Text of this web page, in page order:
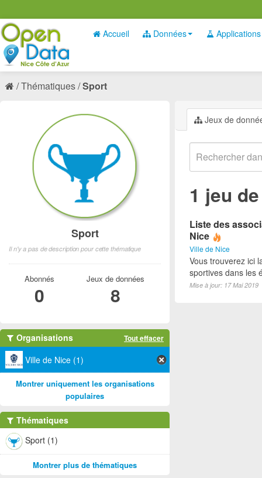
Accueil Données Applications
Thématiques Sport
Jeux de
1 jeu
Liste des
Nice
Ville de Nice
Vous trouverez ici
sportives dans les
Mise à jour: 17 Mai 2019
Sport
Il n'y a pas de description pour cette thématique
Abonnés
0
Jeux de données
8
Organisations Tout effacer
Ville de Nice (1)
Montrer uniquement les organisations
populaires
Thématiques
Sport (1)
Montrer plus de thématiques